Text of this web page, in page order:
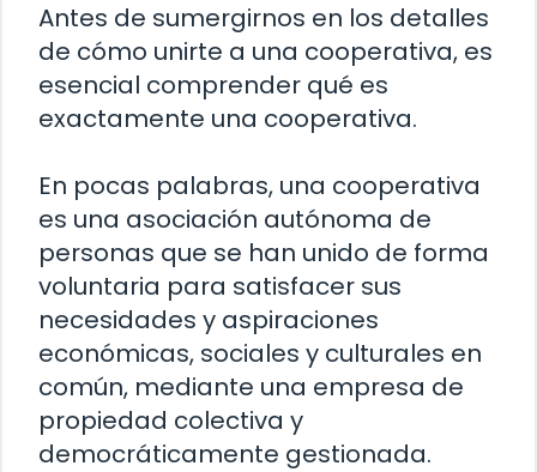
Antes de sumergirnos en los detalles
de cómo unirte a una cooperativa, es
esencial comprender qué es
exactamente una cooperativa.
En pocas palabras, una cooperativa
es una asociación autónoma de
personas que se han unido de forma
voluntaria para satisfacer sus
necesidades y aspiraciones
económicas, sociales y culturales en
común, mediante una empresa de
propiedad colectiva y
democráticamente gestionada.